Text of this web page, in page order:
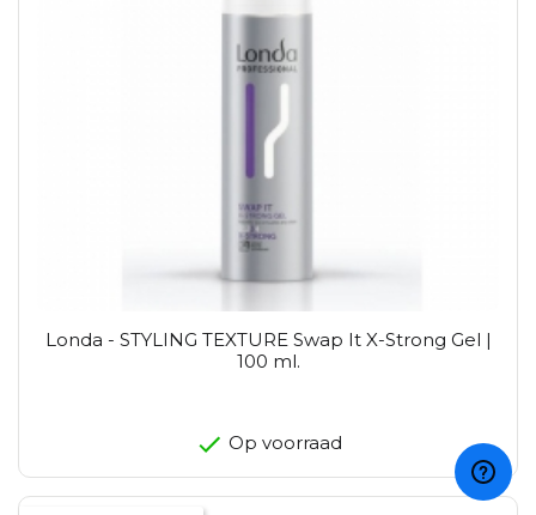
Londa - STYLING TEXTURE Swap It X-Strong Gel |
100 ml.
Op voorraad